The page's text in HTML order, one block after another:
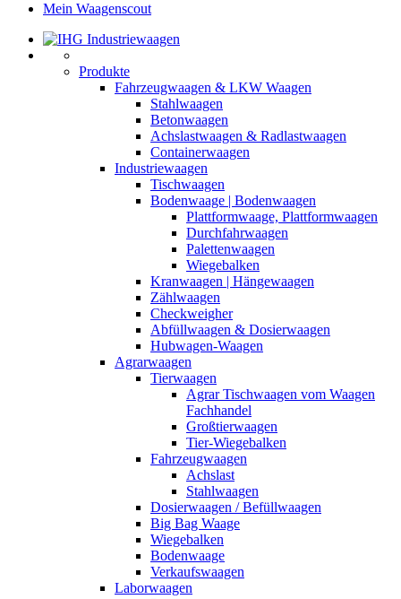
Mein Waagenscout
Produkte
Fahrzeugwaagen & LKW Waagen
Stahlwaagen
Betonwaagen
Achslastwaagen & Radlastwaagen
Containerwaagen
Industriewaagen
Tischwaagen
Bodenwaage | Bodenwaagen
Plattformwaage, Plattformwaagen
Durchfahrwaagen
Palettenwaagen
Wiegebalken
Kranwaagen | Hängewaagen
Zählwaagen
Checkweigher
Abfüllwaagen & Dosierwaagen
Hubwagen-Waagen
Agrarwaagen
Tierwaagen
Agrar Tischwaagen vom Waagen
Fachhandel
Großtierwaagen
Tier-Wiegebalken
Fahrzeugwaagen
Achslast
Stahlwaagen
Dosierwaagen / Befüllwaagen
Big Bag Waage
Wiegebalken
Bodenwaage
Verkaufswaagen
Laborwaagen